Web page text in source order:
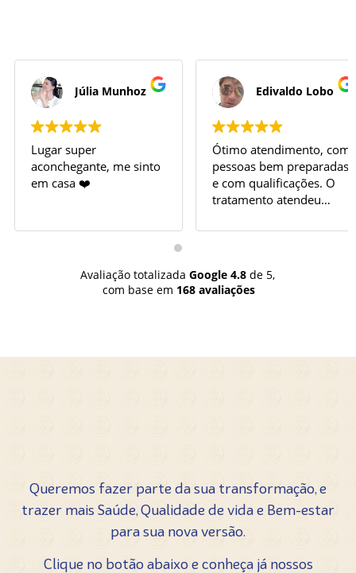
Júlia Munhoz
Lugar super
aconchegante, me sinto
em casa ❤️
Edivaldo Lobo
Ótimo atendimento, com
pessoas bem preparadas
e com qualificações. O
tratamento atendeu
expectativas.
Avaliação totalizada Google 4.8de 5,
com base em 168 avaliações
Queremos fazer parte da sua transformação, e
trazer mais Saúde, Qualidade de vida e Bem-estar
para sua nova versão.
Clique no botão abaixo e conheça já nossos